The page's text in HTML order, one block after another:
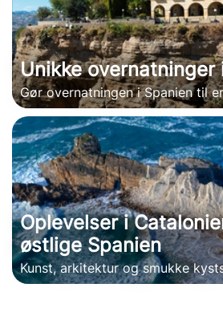
Unikke overnatninger
Gør overnatningen i Spanien til
Oplevelser i
østlige Spanien
Kunst, arkitektur og smukke